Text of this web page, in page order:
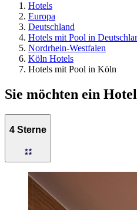
Hotels
Europa
Deutschland
Hotels mit Pool in
Nordrhein-Westfalen
Köln Hotels
Hotels mit Pool in Köln
Sie möchten ein
4 Sterne